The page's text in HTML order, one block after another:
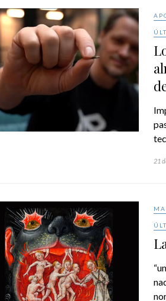
21